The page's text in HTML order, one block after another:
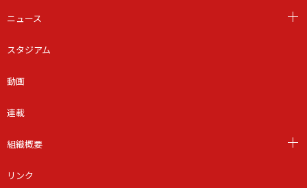
ニュース
スタジアム
動画
連載
組織概要
リンク